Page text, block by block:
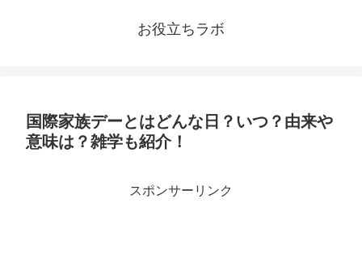
お役立ちラボ
国際家族デーとはどんな日？いつ？由来や
意味は？雑学も紹介！
スポンサーリンク